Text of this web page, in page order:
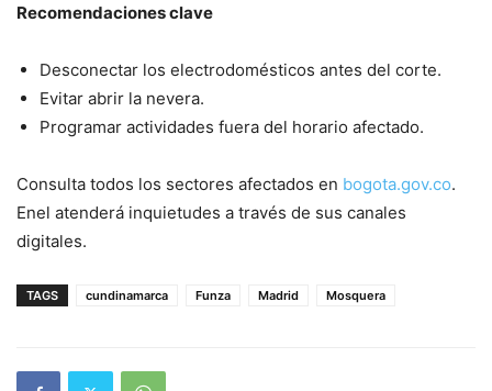
Recomendaciones clave
Desconectar los electrodomésticos antes del corte.
Evitar abrir la nevera.
Programar actividades fuera del horario afectado.
Consulta todos los sectores afectados en bogota.gov.co.
Enel atenderá inquietudes a través de sus canales
digitales.
TAGS cundinamarca Funza Madrid Mosquera